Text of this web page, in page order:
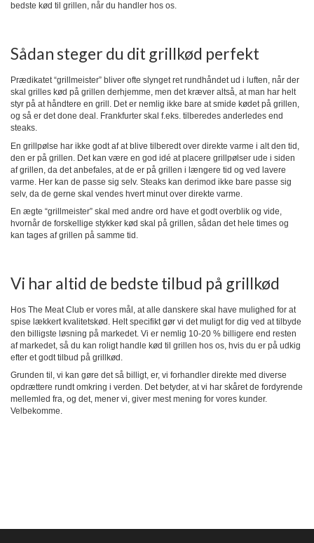
bedste kød til grillen, når du handler hos os.
Sådan steger du dit grillkød perfekt
Prædikatet “grillmeister” bliver ofte slynget ret rundhåndet ud i luften, når der
skal grilles kød på grillen derhjemme, men det kræver altså, at man har helt
styr på at håndtere en grill. Det er nemlig ikke bare at smide kødet på grillen,
og så er det done deal. Frankfurter skal f.eks. tilberedes anderledes end
steaks.
En grillpølse har ikke godt af at blive tilberedt over direkte varme i alt den tid,
den er på grillen. Det kan være en god idé at placere grillpølser ude i siden
af grillen, da det anbefales, at de er på grillen i længere tid og ved lavere
varme. Her kan de passe sig selv. Steaks kan derimod ikke bare passe sig
selv, da de gerne skal vendes hvert minut over direkte varme.
En ægte “grillmeister” skal med andre ord have et godt overblik og vide,
hvornår de forskellige stykker kød skal på grillen, sådan det hele times og
kan tages af grillen på samme tid.
Vi har altid de bedste tilbud på grillkød
Hos The Meat Club er vores mål, at alle danskere skal have mulighed for at
spise lækkert kvalitetskød. Helt specifikt gør vi det muligt for dig ved at tilbyde
den billigste løsning på markedet. Vi er nemlig 10-20 % billigere end resten
af markedet, så du kan roligt handle kød til grillen hos os, hvis du er på udkig
efter et godt tilbud på grillkød.
Grunden til, vi kan gøre det så billigt, er, vi forhandler direkte med diverse
opdrættere rundt omkring i verden. Det betyder, at vi har skåret de fordyrende
mellemled fra, og det, mener vi, giver mest mening for vores kunder.
Velbekomme.